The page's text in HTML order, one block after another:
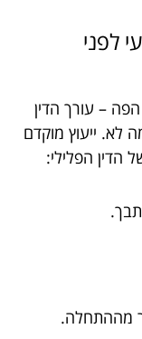
לפני
– עורך הדין
לא. ייעוץ מוקדם
הדין הפלילי:
מההתחלה.